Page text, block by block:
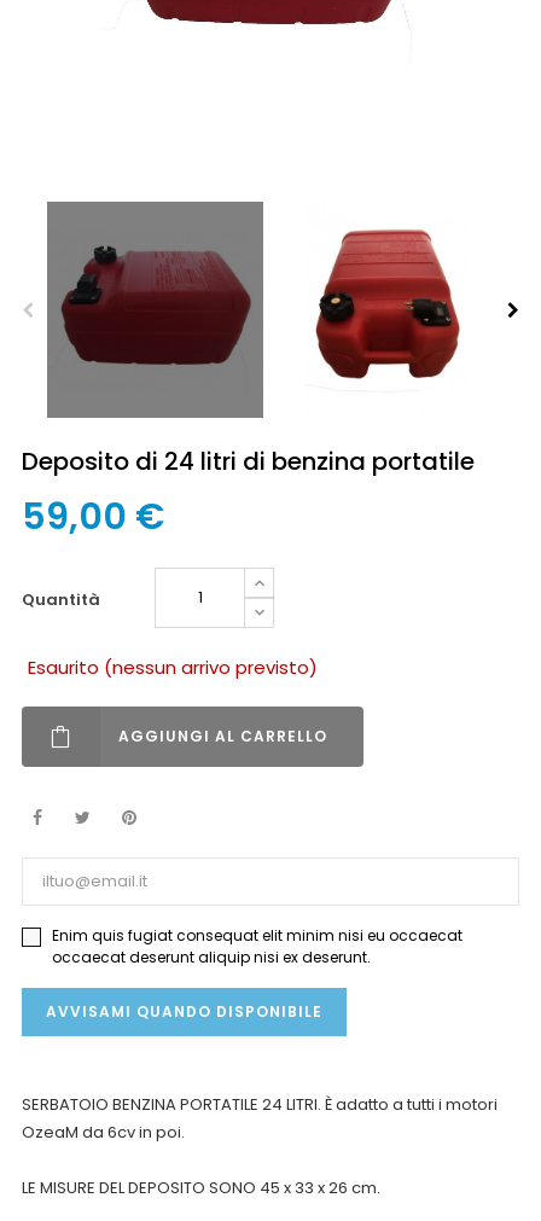
Deposito di 24 litri di benzina portatile
59,00 €
quantità
Esaurito (nessun arrivo previsto)
AGGIUNGI AL CARRELLO
Enim quis fugiat consequat elit minim nisi eu occaecat
occaecat deserunt aliquip nisi ex deserunt.
AVVISAMI QUANDO DISPONIBILE
SERBATOIO BENZINA PORTATILE 24 LITRI. È adatto a tutti i motori
OzeaM da 6cv in poi.
LE MISURE DEL DEPOSITO SONO 45 x 33 x 26 cm.